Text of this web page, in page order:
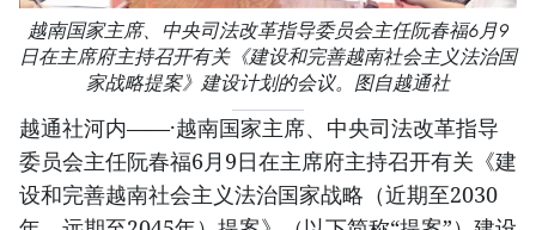
越南国家主席、中央司法改革指导委员会主任阮春福6月9
日在主席府主持召开有关《建设和完善越南社会主义法治国
家战略提案》建设计划的会议。图自越通社
越通社河内——·越南国家主席、中央司法改革指导
委员会主任阮春福6月9日在主席府主持召开有关《建
设和完善越南社会主义法治国家战略（近期至2030